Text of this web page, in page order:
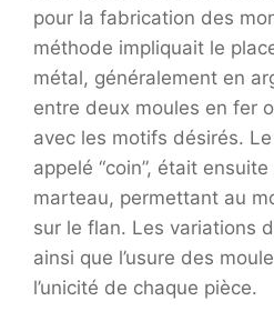
pour la fabrication des
méthode impliquait le
métal, généralement en
entre deux moules en fer
avec les motifs désirés.
appelé “coin”, était
marteau, permettant au
sur le flan. Les variations
ainsi que l’usure des
l’unicité de chaque pièce.